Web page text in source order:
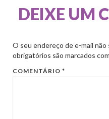
DEIXE UM
O seu endereço de e-mail não
obrigatórios são marcados com
COMENTÁRIO*